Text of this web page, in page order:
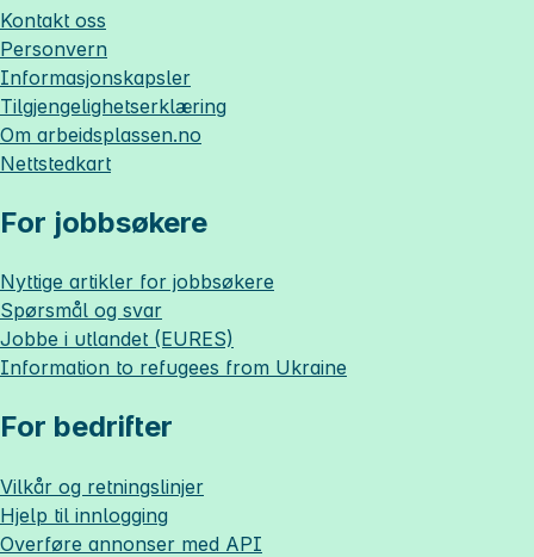
Kontakt oss
Personvern
Informasjonskapsler
Tilgjengelighetserklæring
Om arbeidsplassen.no
Nettstedkart
For jobbsøkere
Nyttige artikler for jobbsøkere
Spørsmål og svar
Jobbe i utlandet (EURES)
Information to refugees from Ukraine
For bedrifter
Vilkår og retningslinjer
Hjelp til innlogging
Overføre annonser med API